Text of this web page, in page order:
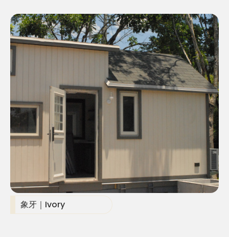
象牙｜Ivory